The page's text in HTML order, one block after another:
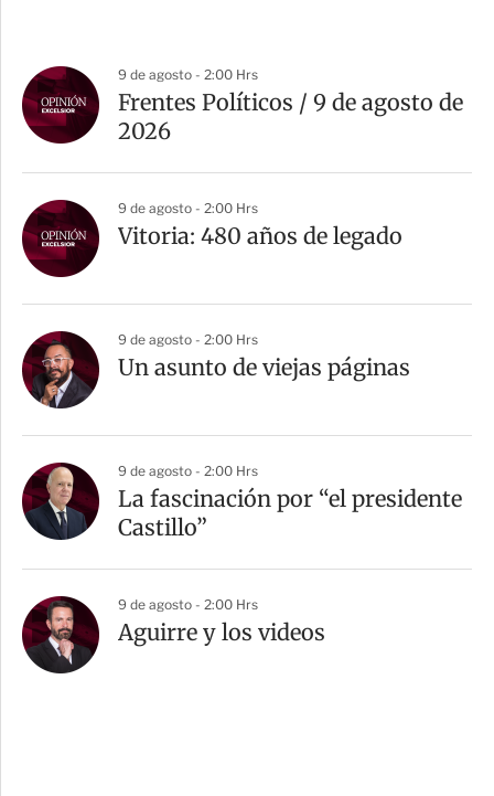
9 de agosto - 2:00 Hrs
Frentes Políticos / 9 de agosto de
2026
9 de agosto - 2:00 Hrs
Vitoria: 480 años de legado
9 de agosto - 2:00 Hrs
Un asunto de viejas páginas
9 de agosto - 2:00 Hrs
La fascinación por “el presidente
Castillo”
9 de agosto - 2:00 Hrs
Aguirre y los videos